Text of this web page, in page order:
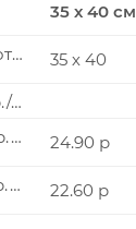
35 х 40 см
35 х 40
Наименование логотипа
Цена от 10000 шт. (р./шт.)
24.90 р
Цена от 20000 шт. (р./шт.)
22.60 р
Цена от 30000 шт. (р./шт.)